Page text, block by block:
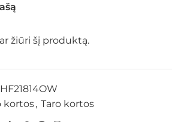
žiūri šį produktą.
kortos, Taro kortos